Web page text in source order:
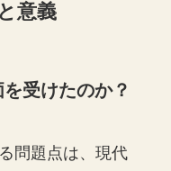
意義
受けたのか？
問題点は、現代